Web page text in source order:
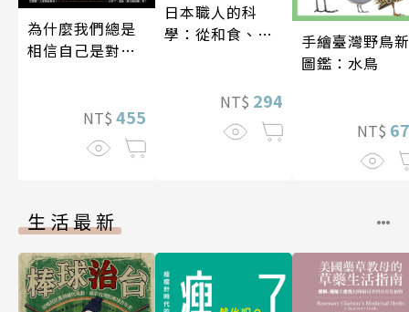
為什麼我們總是
相信自己是對
NT$ 455
日本職人的科
學：從和食、清
技藝的祕密 人人
伽利略45
NT$ 294
手繪臺灣野鳥新
圖鑑：水鳥
NT$
生活最新